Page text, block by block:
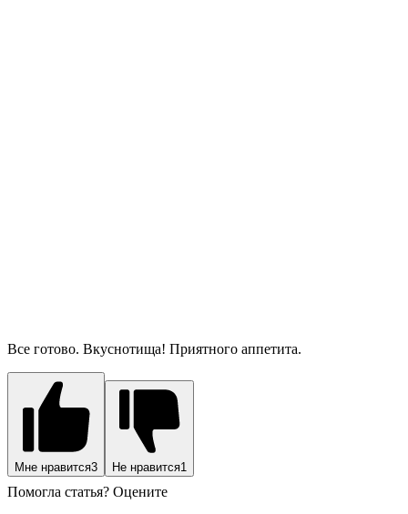
Все готово. Вкуснотища! Приятного аппетита.
Мне нравится3 Не нравится1
Помогла статья? Оцените